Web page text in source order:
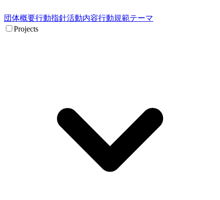
団体概要行動指針活動内容行動規範テーマ
Projects